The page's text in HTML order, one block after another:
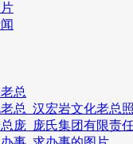
总
总_汉宏岩文化老总
庞_庞氏集团有限责